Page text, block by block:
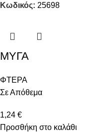
Κωδικός: 25698
ΜΥΓΑ
ΦΤΕΡΑ
Σε Απόθεμα
1,24 €
Προσθήκη στο καλάθι